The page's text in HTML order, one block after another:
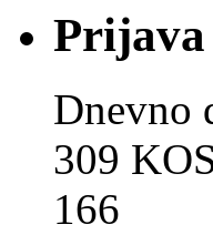
Prijava
Dnevno
309
166